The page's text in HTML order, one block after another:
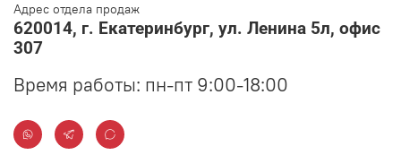
Адрес отдела продаж
620014, г. Екатеринбург, ул. Ленина 5л, офис
307
Время работы: пн-пт 9:00-18:00